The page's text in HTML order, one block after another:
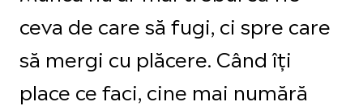
ceva de care să fugi, ci spre care
să mergi cu plăcere. Când îți
place ce faci, cine mai numără